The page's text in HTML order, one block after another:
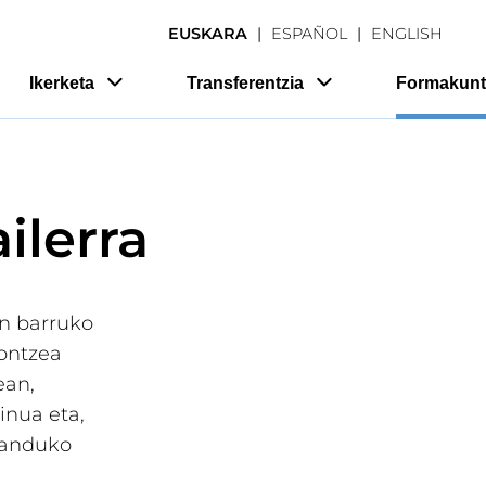
EUSKARA ESPAÑOL ENGLISH
Ikerketa Transferentzia
barruko
eta,